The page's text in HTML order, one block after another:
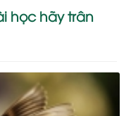
học hãy trân